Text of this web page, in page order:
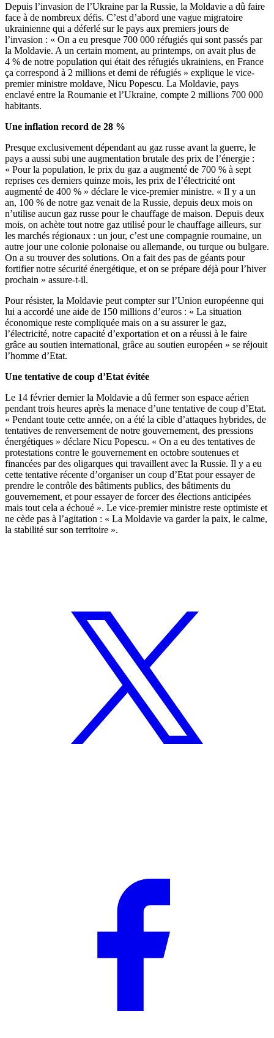
Depuis l’invasion de l’Ukraine par la Russie, la Moldavie a dû faire
face à de nombreux défis. C’est d’abord une vague migratoire
ukrainienne qui a déferlé sur le pays aux premiers jours de
l’invasion : « On a eu presque 700 000 réfugiés qui sont passés par
la Moldavie. A un certain moment, au printemps, on avait plus de
4 % de notre population qui était des réfugiés ukrainiens, en France
ça correspond à 2 millions et demi de réfugiés » explique le vice-
premier ministre moldave, Nicu Popescu. La Moldavie, pays
enclavé entre la Roumanie et l’Ukraine, compte 2 millions 700 000
habitants.
Une inflation record de 28 %
Presque exclusivement dépendant au gaz russe avant la guerre, le
pays a aussi subi une augmentation brutale des prix de l’énergie :
« Pour la population, le prix du gaz a augmenté de 700 % à sept
reprises ces derniers quinze mois, les prix de l’électricité ont
augmenté de 400 % » déclare le vice-premier ministre. « Il y a un
an, 100 % de notre gaz venait de la Russie, depuis deux mois on
n’utilise aucun gaz russe pour le chauffage de maison. Depuis deux
mois, on achète tout notre gaz utilisé pour le chauffage ailleurs, sur
les marchés régionaux : un jour, c’est une compagnie roumaine, un
autre jour une colonie polonaise ou allemande, ou turque ou bulgare.
On a su trouver des solutions. On a fait des pas de géants pour
fortifier notre sécurité énergétique, et on se prépare déjà pour l’hiver
prochain » assure-t-il.
Pour résister, la Moldavie peut compter sur l’Union européenne qui
lui a accordé une aide de 150 millions d’euros : « La situation
économique reste compliquée mais on a su assurer le gaz,
l’électricité, notre capacité d’exportation et on a réussi à le faire
grâce au soutien international, grâce au soutien européen » se réjouit
l’homme d’Etat.
Une tentative de coup d’Etat évitée
Le 14 février dernier la Moldavie a dû fermer son espace aérien
pendant trois heures après la menace d’une tentative de coup d’Etat.
« Pendant toute cette année, on a été la cible d’attaques hybrides, de
tentatives de renversement de notre gouvernement, des pressions
énergétiques » déclare Nicu Popescu. « On a eu des tentatives de
protestations contre le gouvernement en octobre soutenues et
financées par des oligarques qui travaillent avec la Russie. Il y a eu
cette tentative récente d’organiser un coup d’Etat pour essayer de
prendre le contrôle des bâtiments publics, des bâtiments du
gouvernement, et pour essayer de forcer des élections anticipées
mais tout cela a échoué ». Le vice-premier ministre reste optimiste et
ne cède pas à l’agitation : « La Moldavie va garder la paix, le calme,
la stabilité sur son territoire ».